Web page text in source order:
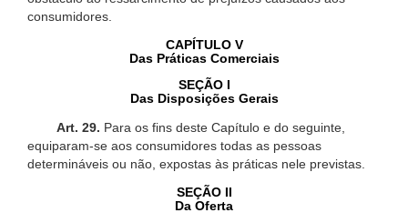
consumidores.
CAPÍTULO V
Das Práticas Comerciais
SEÇÃO I
Das Disposições Gerais
Art. 29. Para os fins deste Capítulo e do seguinte,
equiparam-se aos consumidores todas as pessoas
determináveis ou não, expostas às práticas nele previstas.
SEÇÃO II
Da Oferta